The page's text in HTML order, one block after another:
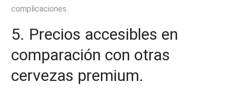
complicaciones.
5. Precios accesibles en
comparación con otras
cervezas premium.